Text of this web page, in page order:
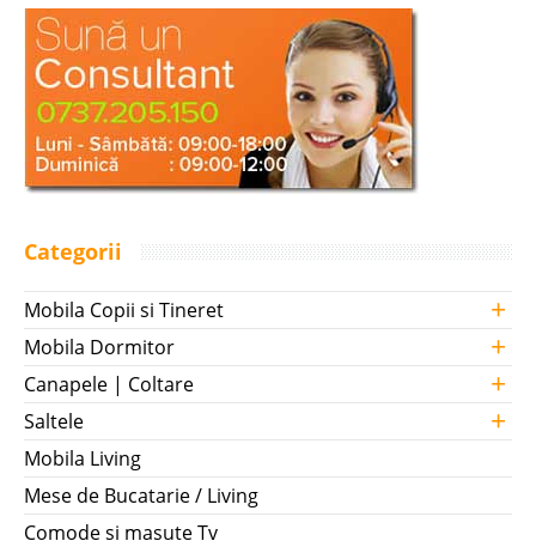
Categorii
Mobila Copii si Tineret +
Mobila Dormitor +
Canapele | Coltare +
Saltele +
Mobila Living
Mese de Bucatarie / Living
Comode si masute Tv